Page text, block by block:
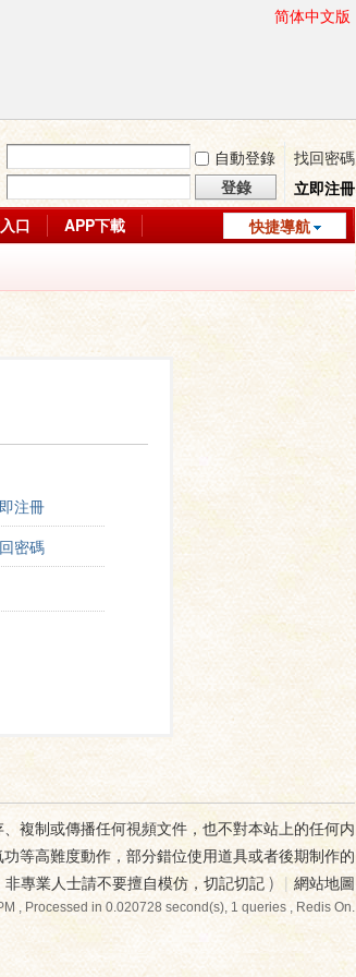
简体中文版
自動登錄
找回密碼
登錄
立即注冊
快捷導航
口
APP下載
注冊
密碼
複制或傳播任何視頻文件，也不對本站上的任何内
等高難度動作，部分錯位使用道具或者後期制作的
專業人士請不要擅自模仿，切記切記 ) | 網站地圖
, Processed in 0.020728 second(s), 1 queries , Redis On.